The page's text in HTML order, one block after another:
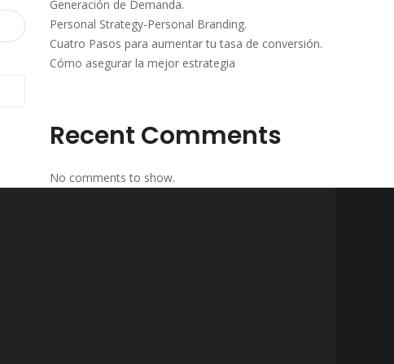
Generación de Demanda.
Personal Strategy-Personal Branding.
Cuatro Pasos para aumentar tu tasa de conversión.
Cómo asegurar la mejor estrategia
Recent Comments
No comments to show.